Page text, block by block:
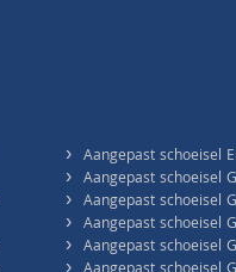
› Aangepast schoeisel
› Aangepast schoeisel
› Aangepast schoeisel
› Aangepast schoeisel
› Aangepast schoeisel